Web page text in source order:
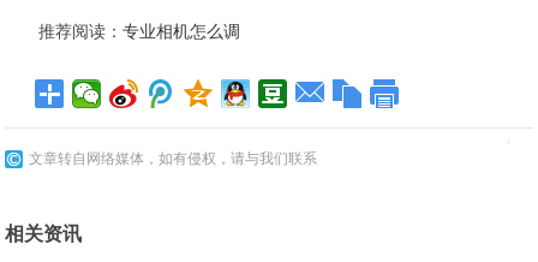
推荐阅读：专业相机怎么调
文章转自网络媒体，如有侵权，请与我们联系
相关资讯